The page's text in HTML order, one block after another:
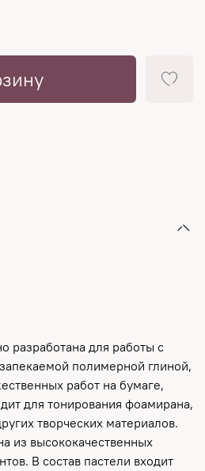
разработана для работы с
полимерной глиной,
работ на бумаге,
для тонирования фоамирана,
творческих материалов.
из высококачественных
В состав пастели входит